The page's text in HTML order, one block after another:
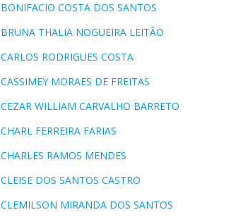
BONIFACIO COSTA DOS SANTOS
BRUNA THALIA NOGUEIRA LEITÃO
CARLOS RODRIGUES COSTA
CASSIMEY MORAES DE FREITAS
CEZAR WILLIAM CARVALHO BARRETO
CHARL FERREIRA FARIAS
CHARLES RAMOS MENDES
CLEISE DOS SANTOS CASTRO
CLEMILSON MIRANDA DOS SANTOS